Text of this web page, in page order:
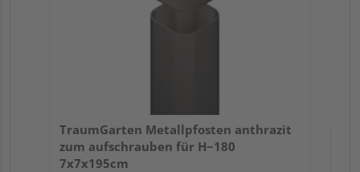
TraumGarten Metallpfosten anthrazit
zum aufschrauben für H~180
7x7x195cm